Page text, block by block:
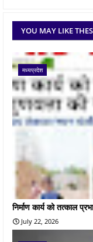
YOU MAY LIKE
मध्यप्रदेश
निर्माण कार्य को तत्काल
July 22, 2026